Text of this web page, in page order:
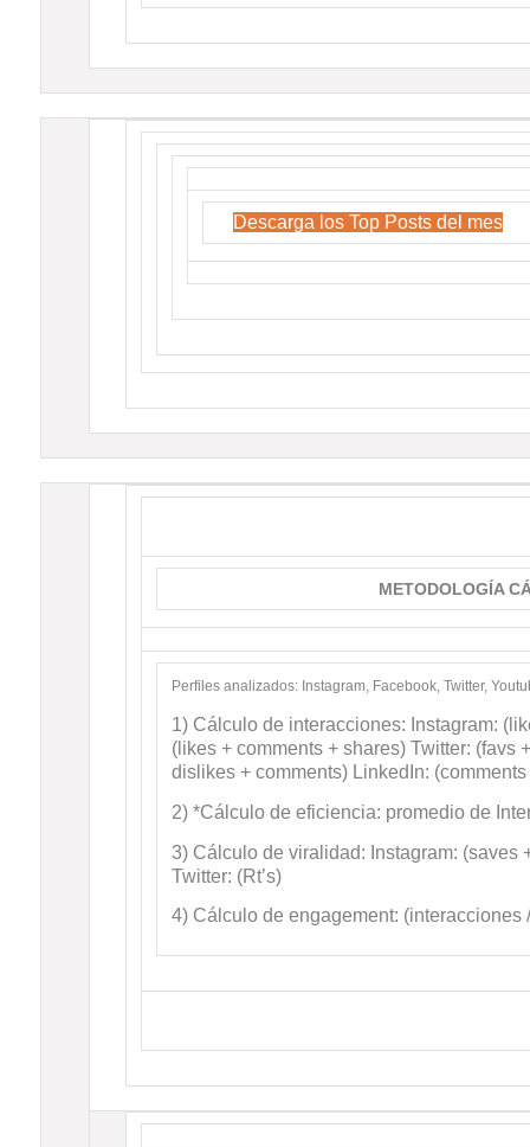
Descarga los Top Posts del mes
METODOLOGÍA
Perfiles analizados: Instagram, Facebook, Twitter,
1) Cálculo de interacciones: Instagram:
(likes + comments + shares) Twitter: (favs
dislikes + comments) LinkedIn:
2) *Cálculo de eficiencia: promedio de
3) Cálculo de viralidad: Instagram: (saves
Twitter: (Rt’s)
4) Cálculo de engagement: (interacciones